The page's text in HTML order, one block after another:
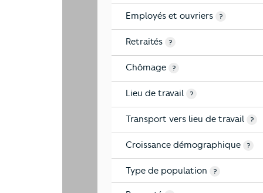
Employés et ouvriers ?
Retraités ?
Chômage ?
Lieu de travail ?
Transport vers lieu de travail ?
Croissance démographique ?
Type de population ?